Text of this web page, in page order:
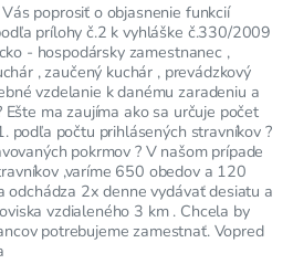
poprosiť o objasnenie funkcií
prílohy č.2 k vyhláške č.330/2009
- hospodársky zamestnanec ,
, zaučený kuchár , prevádzkový
vzdelanie k danému zaradeniu a
ma zaujíma ako sa určuje počet
podľa počtu prihlásených stravníkov ?
pokrmov ? V našom prípade
,varíme 650 obedov a 120
odchádza 2x denne vydávať desiatu a
vzdialeného 3 km . Chcela by
potrebujeme zamestnať. Vopred